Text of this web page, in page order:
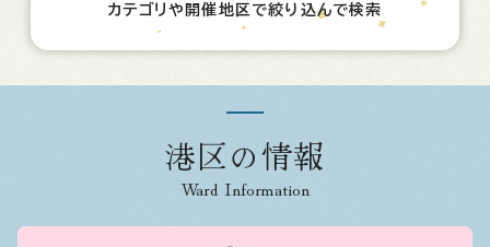
カテゴリや開催地区で絞り込んで検索
港区の情報
Ward Information